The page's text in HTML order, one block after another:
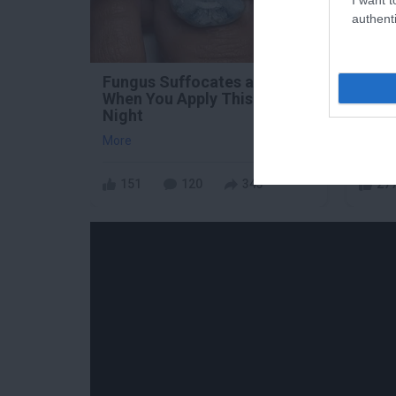
Fungus Suffocates and Dies
When You Apply This at
Night
More
343
5